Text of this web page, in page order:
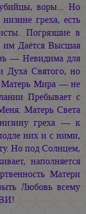
воры... Но
греха, есть
Погрязшие в
Даётся Высшая
— Невидима для
Духа Святого, но
Мира — не
Пребывает с
Матерь Света
греха — к
них и с ними,
Но под Солнцем,
наполняется
Матери
Любовь всему